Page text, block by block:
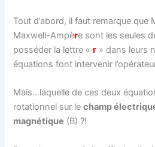
Tout d’abord, il faut remarque que
Maxwell-Ampère sont les seules
posséder la lettre «r » dans leurs
équations font intervenir
Mais.. laquelle de ces deux
rotationnel sur lechamp
magnétique (B) ?!